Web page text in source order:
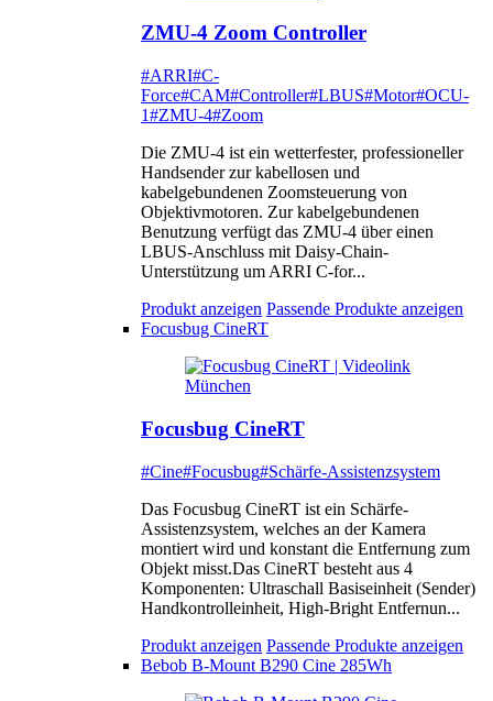
ZMU-4 Zoom Controller
#ARRI#C-
Force#CAM#Controller#LBUS#Motor#OCU-
1#ZMU-4#Zoom
Die ZMU-4 ist ein wetterfester, professioneller
Handsender zur kabellosen und
kabelgebundenen Zoomsteuerung von
Objektivmotoren. Zur kabelgebundenen
Benutzung verfügt das ZMU-4 über einen
LBUS-Anschluss mit Daisy-Chain-
Unterstützung um ARRI C-for...
Produkt anzeigen Passende Produkte anzeigen
Focusbug CineRT
Focusbug CineRT
#Cine#Focusbug#Schärfe-Assistenzsystem
Das Focusbug CineRT ist ein Schärfe-
Assistenzsystem, welches an der Kamera
montiert wird und konstant die Entfernung zum
Objekt misst.Das CineRT besteht aus 4
Komponenten: Ultraschall Basiseinheit (Sender)
Handkontrolleinheit, High-Bright Entfernun...
Produkt anzeigen Passende Produkte anzeigen
Bebob B-Mount B290 Cine 285Wh